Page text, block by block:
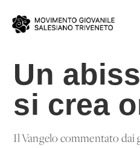
Un
si crea
Il Vangelo commentato dai